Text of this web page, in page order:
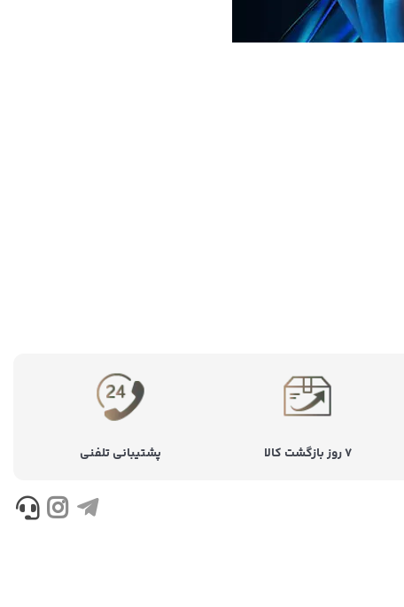
۷ روز بازگشت کالا پشتیبانی تلفنی